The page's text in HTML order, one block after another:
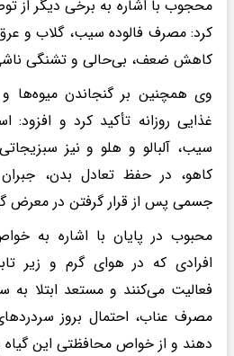
محجوب با اشاره به برخی دیگر از
کرد: مصرف فالوده سیب، گلاب و
کاهش ضعف، بی‌حالی و تشنگی
وی همچنین بر گنجاندن میوه‌ها و
غذایی روزانه تأکید کرد و افزود:
سیب، آلبالو و هلو و نیز
کاهو، در حفظ تعادل بدن،
جسمی پس از قرار گرفتن در معرض
محبوب در پایان با اشاره به
افرادی که در هوای گرم و زیر
فعالیت می‌کنند و مستعد ابتلا به
مصرف عناب، احتمال بروز
دهند و از خواص محافظتی این گیاه